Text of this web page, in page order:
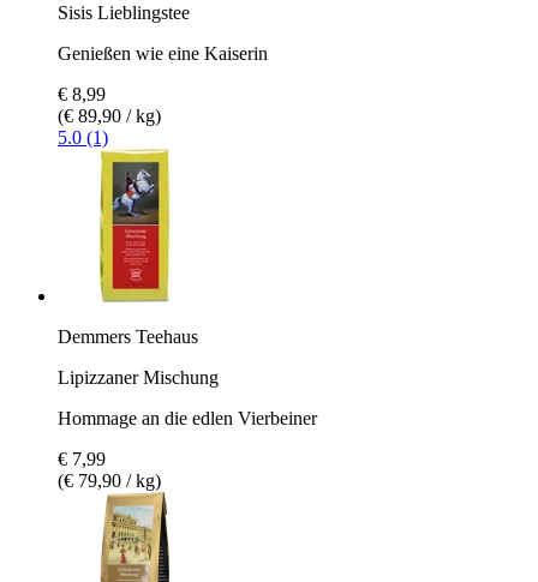
Sisis Lieblingstee
Genießen wie eine Kaiserin
€ 8,99
(€ 89,90 / kg)
5.0 (1)
Demmers Teehaus
Lipizzaner Mischung
Hommage an die edlen Vierbeiner
€ 7,99
(€ 79,90 / kg)